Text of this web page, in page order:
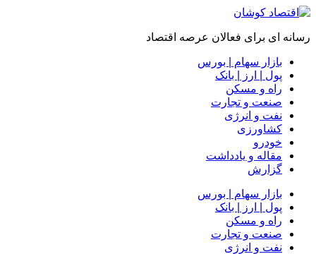
رسانه ای برای فعالان عرصه اقتصاد
بازار سهام | بورس
پول | ارز | بانک
راه و مسکن
صنعت و تجارت
نفت و انرژی
کشاورزی
خودرو
مقاله و یادداشت
گزارش
بازار سهام | بورس
پول | ارز | بانک
راه و مسکن
صنعت و تجارت
نفت و انرژی